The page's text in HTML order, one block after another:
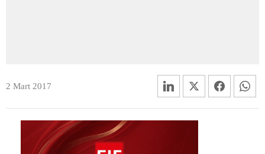
2 Mart 2017